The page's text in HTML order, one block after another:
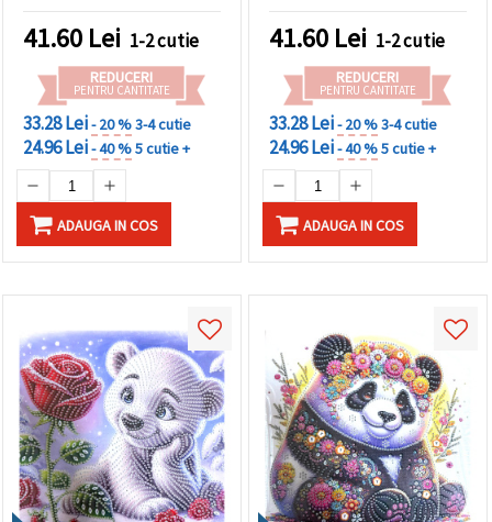
41.60 Lei 1-2 cutie
REDUCERI
PENTRU CANTITATE
33.28 Lei- 20 %3-4 cutie
24.96 Lei- 40 %5 cutie +
ADAUGA IN COS
elegantă YY114
41.60 Lei 1-2 cutie
REDUCERI
PENTRU CANTITATE
33.28 Lei- 20 %3-4 cutie
24.96 Lei- 40 %5 cutie +
ADAUGA IN COS